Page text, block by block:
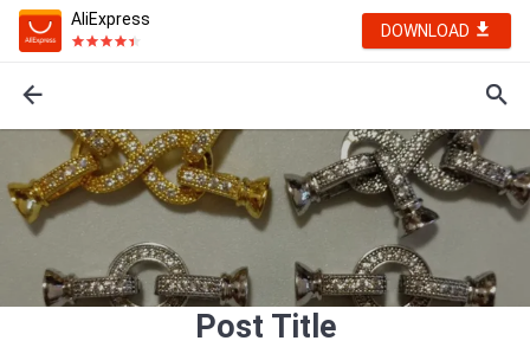
AliExpress
DOWNLOAD
Post Title